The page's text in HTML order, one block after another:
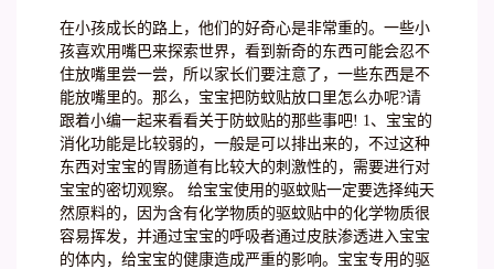
在小孩成长的路上，他们的好奇心是非常重的。一些小
孩喜欢用嘴巴来探索世界，看到新奇的东西可能会忍不
住放嘴里尝一尝，所以家长们要注意了，一些东西是不
能放嘴里的。那么，宝宝把防蚊贴放口里怎么办呢?请
跟着小编一起来看看关于防蚊贴的那些事吧! 1、宝宝的
消化功能是比较弱的，一般是可以排出来的，不过这种
东西对宝宝的胃肠道有比较大的刺激性的，需要进行对
宝宝的密切观察。 给宝宝使用的驱蚊贴一定要选择纯天
然原料的，因为含有化学物质的驱蚊贴中的化学物质很
容易挥发，并通过宝宝的呼吸者通过皮肤渗透进入宝宝
的体内，给宝宝的健康造成严重的影响。宝宝专用的驱